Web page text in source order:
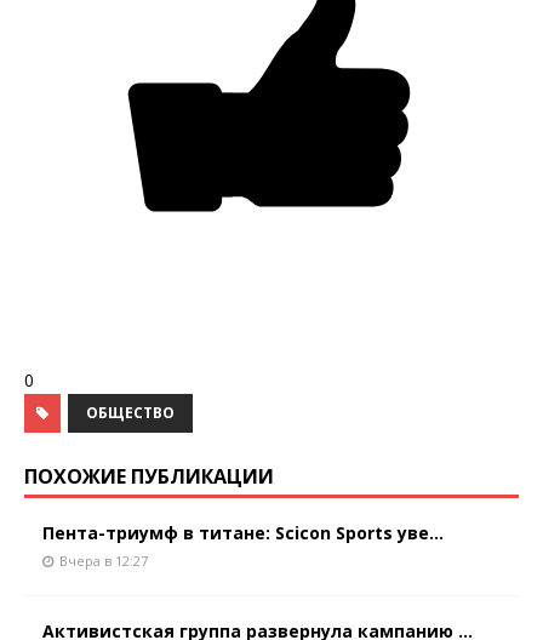
0
ОБЩЕСТВО
ПОХОЖИЕ ПУБЛИКАЦИИ
Пента-триумф в титане: Scicon Sports уве...
Вчера в 12:27
Активистская группа развернула кампанию ...